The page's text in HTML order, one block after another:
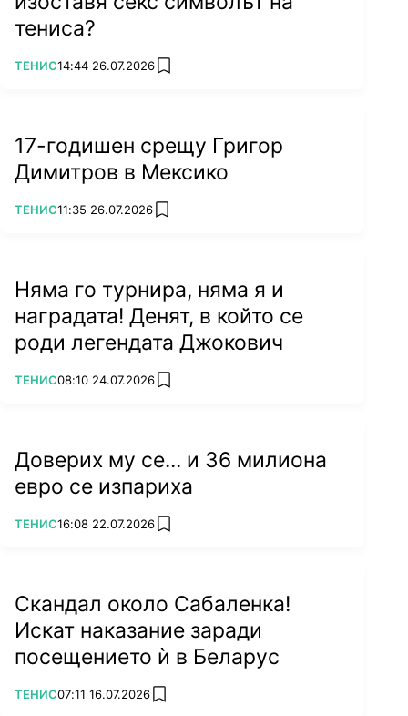
тениса?
ПОВЕЧЕ ОТ
ТЕНИС14:44 26.07.2026 add favorites
17-годишен срещу Григор
Димитров в Мексико
ПОВЕЧЕ ОТ
ТЕНИС11:35 26.07.2026 add favorites
Няма го турнира, няма я и
наградата! Денят, в който се
роди легендата Джокович
ПОВЕЧЕ ОТ
ТЕНИС08:10 24.07.2026 add favorites
Доверих му се... и 36 милиона
евро се изпариха
ПОВЕЧЕ ОТ
ТЕНИС16:08 22.07.2026 add favorites
Скандал около Сабаленка!
Искат наказание заради
посещението ѝ в Беларус
ПОВЕЧЕ ОТ
ТЕНИС07:11 16.07.2026 add favorites